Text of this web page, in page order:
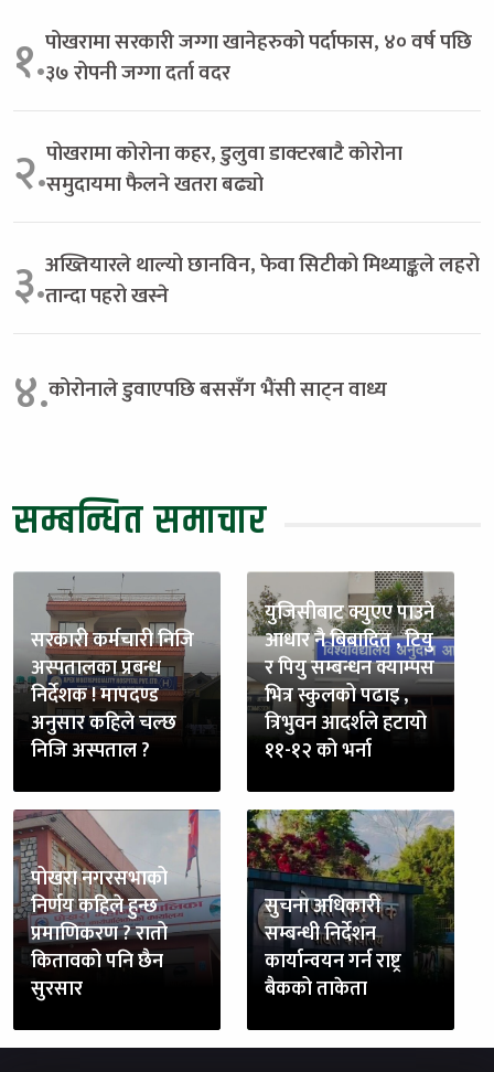
१.पोखरामा सरकारी जग्गा खानेहरुको पर्दाफास, ४० वर्ष पछि
३७ रोपनी जग्गा दर्ता वदर
२.पोखरामा कोरोना कहर, डुलुवा डाक्टरबाटै कोरोना
समुदायमा फैलने खतरा बढ्यो
३.अख्तियारले थाल्यो छानविन, फेवा सिटीको मिथ्याङ्कले लहरो
तान्दा पहरो खस्ने
४.कोरोनाले डुवाएपछि बससँग भैंसी साट्न वाध्य
सम्बन्धित समाचार
सरकारी कर्मचारी निजि
अस्पतालका प्रबन्ध
निर्देशक ! मापदण्ड
अनुसार कहिले चल्छ
निजि अस्पताल ?
युजिसीबाट क्युएए पाउने
आधार नै बिबादित , टियु
र पियु सम्बन्धन क्याम्पस
भित्र स्कुलको पढाइ ,
त्रिभुवन आदर्शले हटायो
११-१२ को भर्ना
पोखरा नगरसभाको
निर्णय कहिले हुन्छ
प्रमाणिकरण ? रातो
कितावको पनि छैन
सुरसार
सुचना अधिकारी
सम्बन्धी निर्देशन
कार्यान्वयन गर्न राष्ट्र
बैकको ताकेता